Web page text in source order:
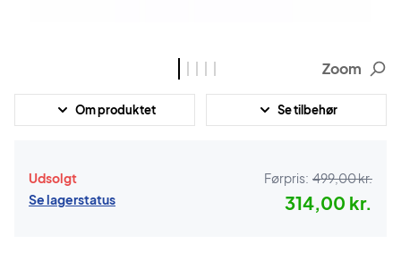
Zoom
Om produktet Se tilbehør
Udsolgt
Se lagerstatus
Førpris: 499,00 kr.
314,00 kr.